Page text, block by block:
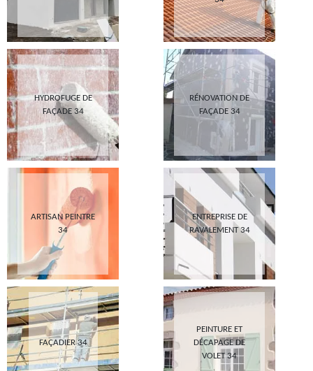
HYDROFUGE DE
FAÇADE 34
RÉNOVATION DE
FAÇADE 34
ARTISAN PEINTRE
34
ENTREPRISE DE
RAVALEMENT 34
FAÇADIER 34
PEINTURE ET
DÉCAPAGE DE
VOLET 34